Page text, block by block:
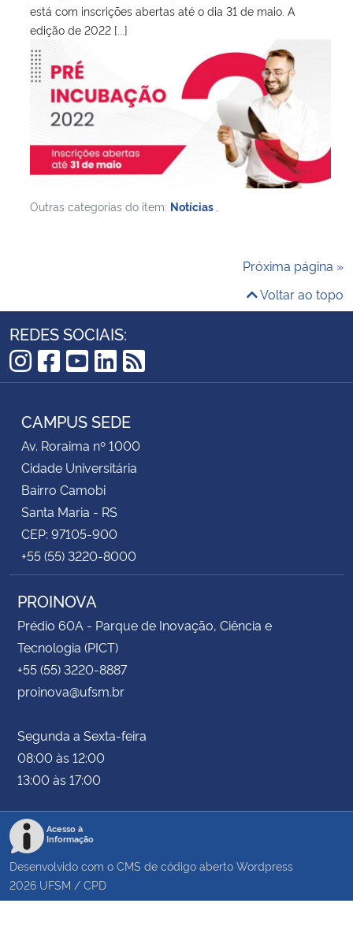
está com inscrições abertas até o dia 31 de maio. A
edição de 2022 [...]
Outras categorias do item: Notícias
Próxima página »
Voltar ao topo
REDES SOCIAIS:
Instagram
Facebook
YouTube
LinkedIn
RSS
CAMPUS SEDE
Av. Roraima nº 1000
Cidade Universitária
Bairro Camobi
Santa Maria - RS
CEP: 97105-900
+55 (55) 3220-8000
PROINOVA
Prédio 60A - Parque de Inovação, Ciência e
Tecnologia (PICT)
+55 (55) 3220-8887
proinova@ufsm.br
Segunda a Sexta-feira
08:00 às 12:00
13:00 às 17:00
Acesso à
Informação
Desenvolvido com o CMS de código aberto Wordpress
2026 UFSM / CPD